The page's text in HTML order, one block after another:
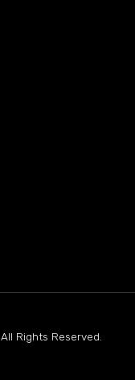
. All Rights Reserved.